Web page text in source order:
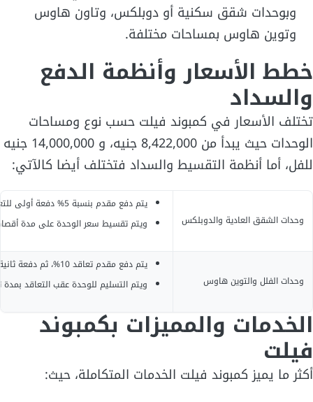
وبوحدات شقق سكنية أو دوبلكس، وتاون هاوس
وتوين هاوس بمساحات مختلفة.
خطط الأسعار وأنظمة الدفع
والسداد
تختلف الأسعار في كمبوند فيلت حسب نوع ومساحات
الوحدات حيث يبدأ من 8,422,000 جنيه، و 14,000,000 جنيه
للفل، أما أنظمة التقسيط والسداد فتختلف أيضا كالآتي:
وحدات الشقق العادية والدوبلكس
يتم دفع مقدم بنسبة 5% دفعة أولى للتعاقد، ثم دفع 5% بعد ثلاثة أشهر، و5% بعد ستة أشهر، ودفعة مقدم أخيرة بعد 9 أشهر بنسبة 5% أيضا.
ويتم تقسيط سعر الوحدة على مدة أقصاها 8
وحدات الفلل والتوين هاوس
يتم دفع مقدم تعاقد 10%، ثم دفعة ثانية 10% بعد ثلاثة أشهر، ثم عند الاستلام دفع دفعة ثالثة 10%، وتقسيط الباقي على مدة أقصاها أربع سنوات.
ويتم التسليم للوحدة عقب التعاقد بمدة تتراوح بين 90 يوم
الخدمات والمميزات بكمبوند
فيلت
أكثر ما يميز كمبوند فيلت الخدمات المتكاملة، حيث: